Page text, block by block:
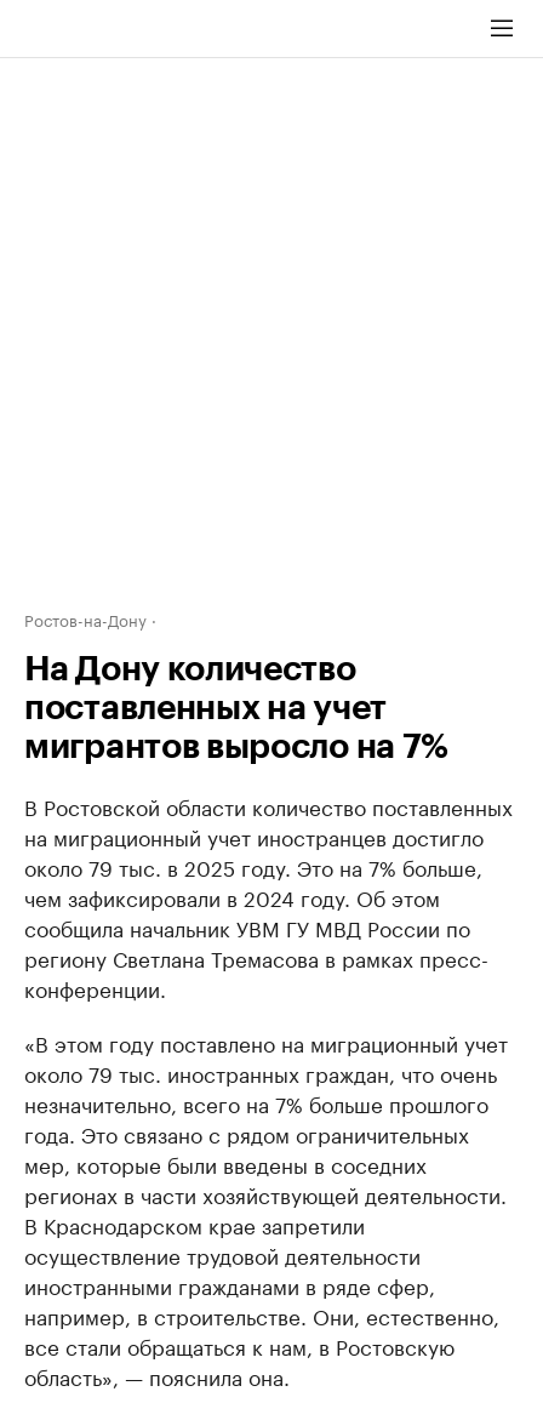
Ростов-на-Дону
На Дону количество
поставленных на учет
мигрантов выросло на 7%
В Ростовской области количество поставленных
на миграционный учет иностранцев достигло
около 79 тыс. в 2025 году. Это на 7% больше,
чем зафиксировали в 2024 году. Об этом
сообщила начальник УВМ ГУ МВД России по
региону Светлана Тремасова в рамках пресс-
конференции.
«В этом году поставлено на миграционный учет
около 79 тыс. иностранных граждан, что очень
незначительно, всего на 7% больше прошлого
года. Это связано с рядом ограничительных
мер, которые были введены в соседних
регионах в части хозяйствующей деятельности.
В Краснодарском крае запретили
осуществление трудовой деятельности
иностранными гражданами в ряде сфер,
например, в строительстве. Они, естественно,
все стали обращаться к нам, в Ростовскую
область», — пояснила она.